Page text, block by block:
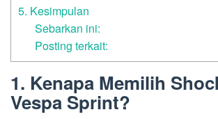
5. Kesimpulan
Sebarkan ini:
Posting terkait:
1. Kenapa Memilih
Vespa Sprint?